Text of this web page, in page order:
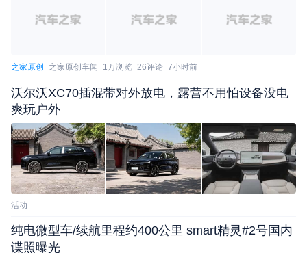
之家原创 之家原创车闻 1万浏览 26评论 7小时前
沃尔沃XC70插混带对外放电，露营不用怕设备没电
爽玩户外
活动
纯电微型车/续航里程约400公里 smart精灵#2号国内
谍照曝光